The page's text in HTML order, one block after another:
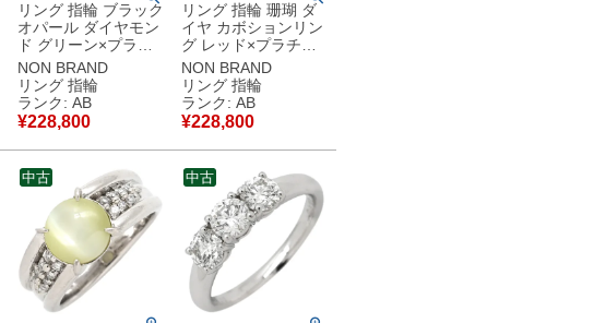
リング 指輪 ブラック
オパール ダイヤモン
ド グリーン×プラチ
ナシルバー プラチナ
Pt900 遊色 プレイオ
ブカラー オーバル
16号 【中古】中古品
NON BRAND
リング 指輪
ランク: AB
¥228,800
リング 指輪 珊瑚 ダ
イヤ カボションリン
グ レッド×プラチナ
シルバー 赤 サンゴ
14.4mm プラチナム
PT900 ダイヤモンド
12.5号 【中古】中古
品
NON BRAND
リング 指輪
ランク: AB
¥228,800
中古 中古